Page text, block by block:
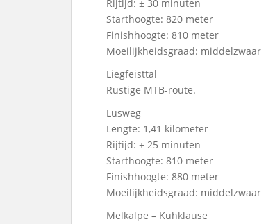
Rijtijd: ± 30 minuten
Starthoogte: 820 meter
Finishhoogte: 810 meter
Moeilijkheidsgraad: middelzwaar
Liegfeisttal
Rustige MTB-route.
Lusweg
Lengte: 1,41 kilometer
Rijtijd: ± 25 minuten
Starthoogte: 810 meter
Finishhoogte: 880 meter
Moeilijkheidsgraad: middelzwaar
Melkalpe – Kuhklause